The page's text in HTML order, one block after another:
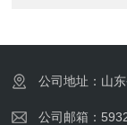
公司地址：山
公司邮箱：